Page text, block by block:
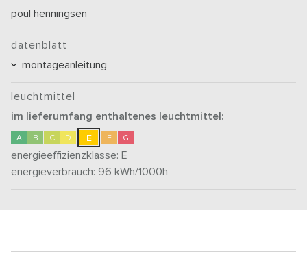
poul henningsen
datenblatt
montageanleitung
leuchtmittel
im lieferumfang enthaltenes leuchtmittel:
A B C D E F G
energieeffizienzklasse: E
energieverbrauch: 96 kWh/1000h